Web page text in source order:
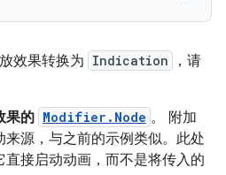
效果转换为 Indication
，请
果的 Modifier.Node 。 附加
来源，与之前的示例类似。此处
直接启动动画，而不是将传入的